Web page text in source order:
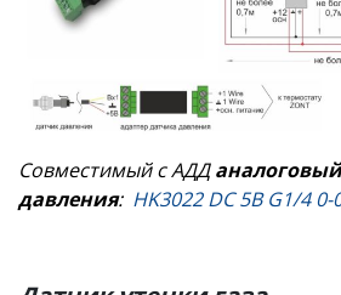
Совместимый с АДД
давления: HK3022 DC 5B G1/4 0-